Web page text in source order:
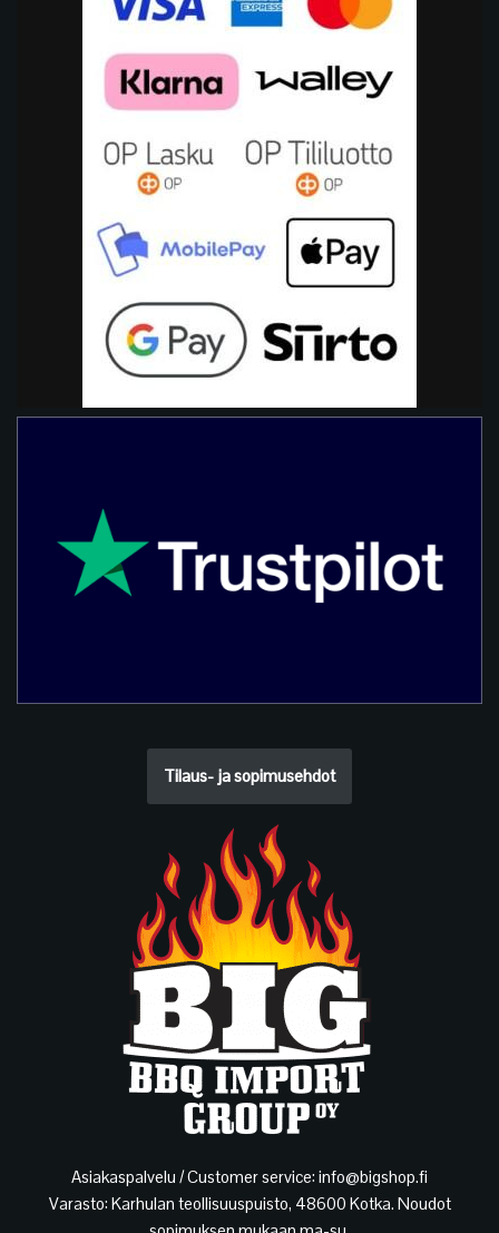
Tilaus- ja sopimusehdot
Asiakaspalvelu / Customer service: info@bigshop.fi
Varasto: Karhulan teollisuuspuisto, 48600 Kotka. Noudot